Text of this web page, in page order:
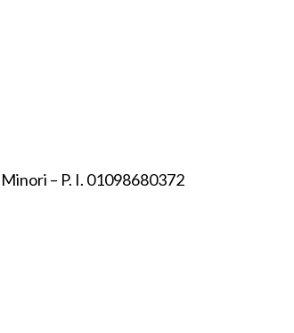
– P. I. 01098680372